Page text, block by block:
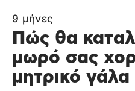
9 μήνες
Πώς θα
μωρό σας
μητρικό γάλα